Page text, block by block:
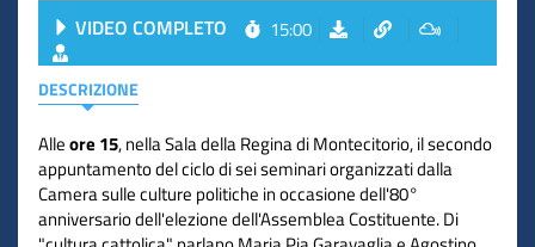
VIDEO COMPLETO 15:00
DESCRIZIONE
Alleore 15, nella Sala della Regina di Montecitorio, il secondo
appuntamento del ciclo di sei seminari organizzati dalla
Camera sulle culture politiche in occasione dell'80°
anniversario dell'elezione dell'Assemblea Costituente. Di